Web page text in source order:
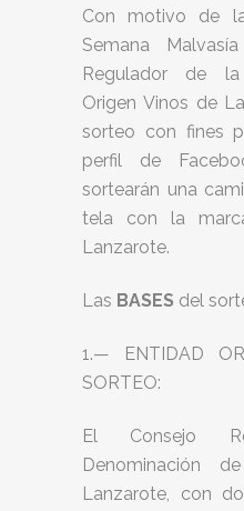
Con motivo de
Semana
Regulador de
Origen Vinos de
sorteo con fines
perfil de
sortearán una
tela con la
Lanzarote.
Las BASES del
1.— ENTIDAD
SORTEO:
El Consejo
Denominación
Lanzarote, con